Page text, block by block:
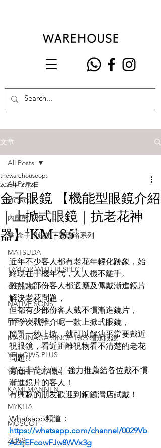
文章
All Posts
VIOROU
內藤熊八作
掌 金子眼鏡旗下賽璐珞系列
MATSUDA
TAYLOR WITH RESPECT
金子眼鏡
NATIVE SONS
EYEVAN7285
MASUNAGA SINCE 1905 增永眼鏡
YELLOWS PLUS
YUICHI TOYAMA
KAMEMANNEN
MYKITA
MOSCOT
ZEISS
All Posts
金子眼鏡 【機能型眼鏡介紹
｜上掀式眼鏡｜抗老花神
器】'KM-85'
thewarehouseopt
2025年12月2日
近年不少客人都有老花年輕化跡象，始
終現在手機年代，人人機不離手。
雖然大部份客人都適應及佩戴漸進鏡片
解決老花問題，
但都有少部份客人戴不慣漸進鏡片，
而今次就推介呢一款上掀式眼鏡，
簡單一秒上掀，就可以解決平常要戴近
視眼鏡，看近距離視物看不清楚的老花
問題!!
實在非常方便！ 強力推薦給各位戴不慣
漸進鏡片的客人！
有興趣的朋友歡迎到銅鑼灣店試戴！
Whatsapp頻道：
https://whatsapp.com/channel/0029Vb
AZzjEFcowFJw8WVx3g